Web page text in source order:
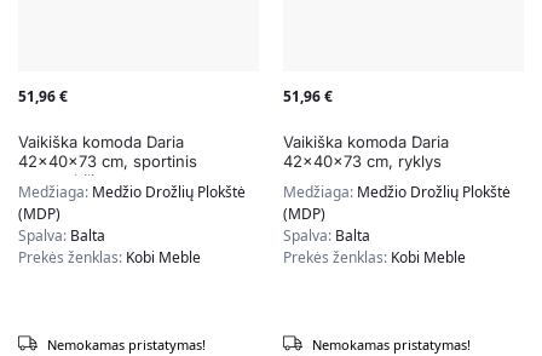
51,96€
Vaikiška komoda Daria
42x40x73 cm, sportinis
automobilis
Medžiaga: Medžio Drožlių Plokštė
(MDP)
Spalva: Balta
Prekės ženklas: Kobi Meble
Nemokamas pristatymas!
51,96€
Vaikiška komoda Daria
42x40x73 cm, ryklys
Medžiaga: Medžio Drožlių Plokštė
(MDP)
Spalva: Balta
Prekės ženklas: Kobi Meble
Nemokamas pristatymas!